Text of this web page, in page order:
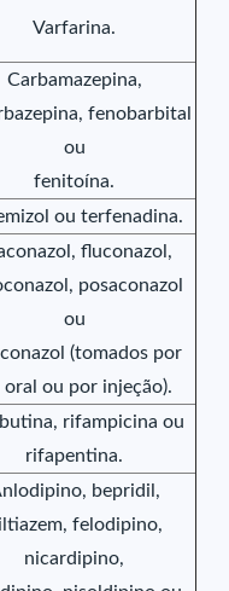
Varfarina.
Carbamazepina,
fenobarbital
ou
fenitoína.
ou terfenadina.
fluconazol,
posaconazol
ou
(tomados por
oral ou por injeção).
rifampicina ou
rifapentina.
bepridil,
felodipino,
nicardipino,